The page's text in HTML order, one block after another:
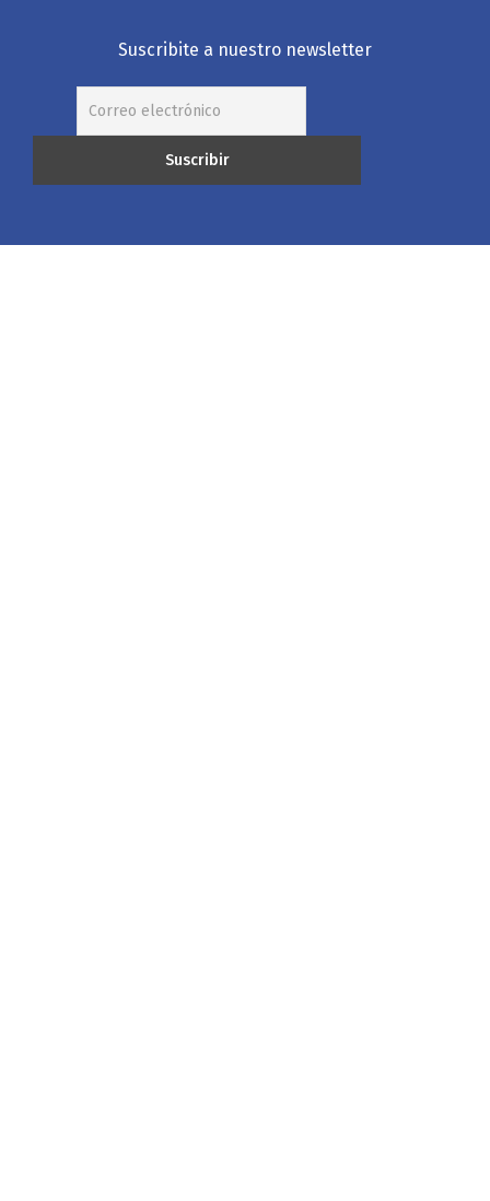
Suscribite a nuestro newsletter